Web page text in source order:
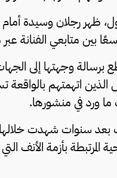
ظهر رجلان وسيدة
بين متابعي الفنانة
برسالة وجهتها إلى
اتهمتهم بالواقعة
ورد في منشورها.
بعد سنوات شهدت
المرتبطة بأزمة الأنف